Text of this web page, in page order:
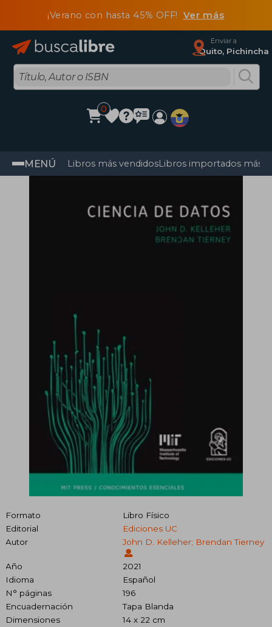
¡Verano con hasta 45% OFF! Ver más
Enviar a
Quito, Pichincha
0
MENÚ Libros más vendidosLibros importados más
Formato
Libro Físico
Editorial
Ediciones UC
Autor
John D. Kelleher; Brendan Tierney
Año
2021
Idioma
Español
N° páginas
196
Encuadernación
Tapa Blanda
Dimensiones
14 x 22 cm